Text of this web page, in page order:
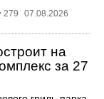
279 07.08.2026
на
за 27